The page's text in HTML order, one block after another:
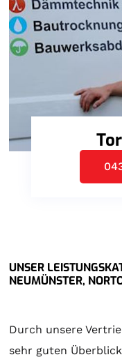
UNSER
NEUMÜNSTER,
Durch unsere
sehr guten